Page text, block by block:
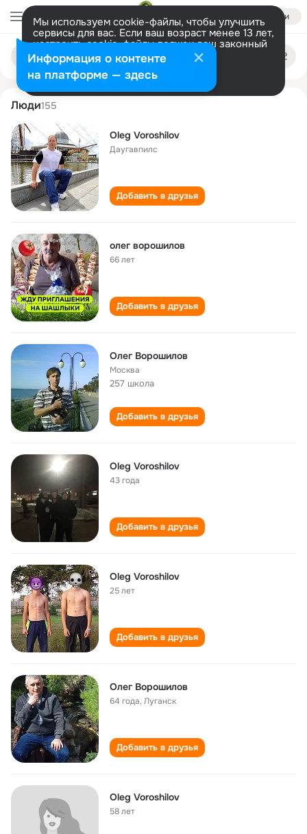
Войти
Мы используем cookie-файлы, чтобы улучшить
сервисы для вас. Если ваш возраст менее 13 лет,
настроить cookie-файлы должен ваш законный
представитель. Больше информации
Разрешить все Настроить
Поиск
людям
oleg voroshilov
Люди155
Oleg Voroshilov
Даугавпилс
Добавить в друзья
олег ворошилов
66 лет
Добавить в друзья
Олег Ворошилов
Москва
257 школа
Добавить в друзья
Oleg Voroshilov
43 года
Добавить в друзья
Oleg Voroshilov
25 лет
Добавить в друзья
Олег Ворошилов
64 года,Луганск
Добавить в друзья
Oleg Voroshilov
58 лет
Информация о контенте
на платформе — здесь